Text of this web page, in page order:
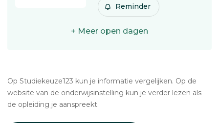
Reminder
+ Meer open dagen
Op Studiekeuze123 kun je informatie vergelijken. Op de
website van de onderwijsinstelling kun je verder lezen als
de opleiding je aanspreekt.